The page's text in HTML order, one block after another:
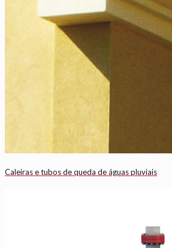
Caleiras e tubos de queda de águas pluviais